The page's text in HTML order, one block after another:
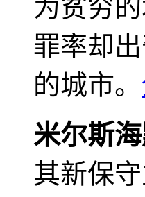
为贫穷
罪率却
的城市。
米尔斯
其新保